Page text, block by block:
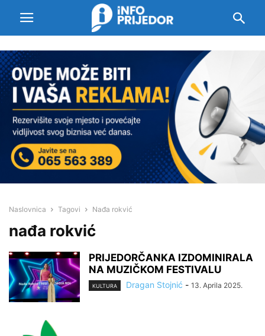
Naslovnica Tagovi Nađa rokvić
nađa rokvić
PRIJEDORČANKA IZDOMINIRALA
NA MUZIČKOM FESTIVALU
KULTURA Dragan Stojnić - 13. Aprila 2025.